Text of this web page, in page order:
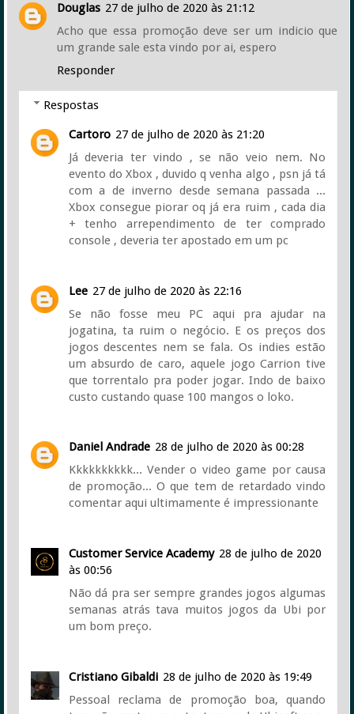
Douglas 27 de julho de 2020 às 21:12
Acho que essa promoção deve ser um indicio que
um grande sale esta vindo por ai, espero
Responder
Respostas
Cartoro 27 de julho de 2020 às 21:20
Já deveria ter vindo , se não veio nem. No
evento do Xbox , duvido q venha algo , psn já tá
com a de inverno desde semana passada ...
Xbox consegue piorar oq já era ruim , cada dia
+ tenho arrependimento de ter comprado
console , deveria ter apostado em um pc
Lee 27 de julho de 2020 às 22:16
Se não fosse meu PC aqui pra ajudar na
jogatina, ta ruim o negócio. E os preços dos
jogos descentes nem se fala. Os indies estão
um absurdo de caro, aquele jogo Carrion tive
que torrentalo pra poder jogar. Indo de baixo
custo custando quase 100 mangos o loko.
Daniel Andrade 28 de julho de 2020 às 00:28
Kkkkkkkkkk... Vender o video game por causa
de promoção... O que tem de retardado vindo
comentar aqui ultimamente é impressionante
Customer Service Academy 28 de julho de 2020
às 00:56
Não dá pra ser sempre grandes jogos algumas
semanas atrás tava muitos jogos da Ubi por
um bom preço.
Cristiano Gibaldi 28 de julho de 2020 às 19:49
Pessoal reclama de promoção boa, quando